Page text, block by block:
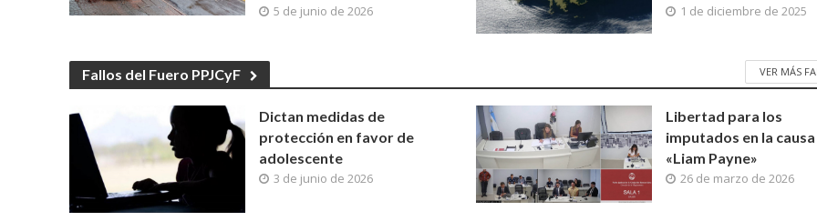
5 de junio de 2026 1 de diciembre de 2025
Fallos del Fuero PPJCyF VER MÁS
Dictan medidas de
protección en favor de
adolescente
3 de junio de 2026
Libertad para los
imputados en la causa
«Liam Payne»
26 de marzo de 2026